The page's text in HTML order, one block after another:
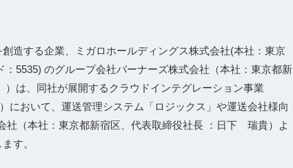
造する企業、ミガロホールディングス株式会社(本社：東京
5535) のグループ会社バーナーズ株式会社（本社：東京都新
は、同社が展開するクラウドインテグレーション事業
において、運送管理システム「ロジックス」や運送会社様向
社（本社：東京都新宿区、代表取締役社長 ：日下 瑞貴）よ
す。